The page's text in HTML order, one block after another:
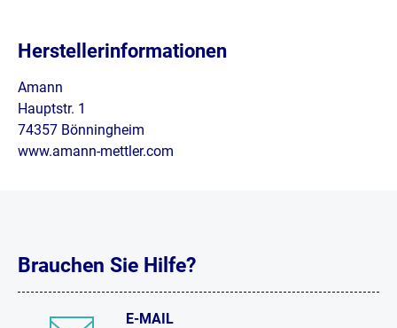
Herstellerinformationen
Amann
Hauptstr. 1
74357 Bönningheim
www.amann-mettler.com
Brauchen Sie Hilfe?
E-MAIL